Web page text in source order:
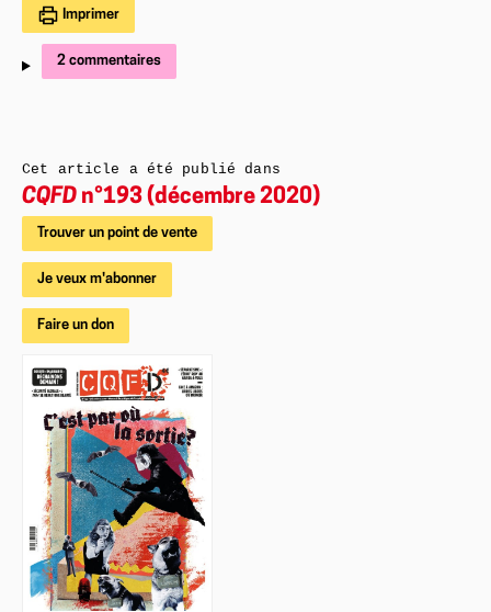
Imprimer
2 commentaires
Cet article a été publié dans
CQFD n°193 (décembre 2020)
Trouver un point de vente
Je veux m'abonner
Faire un don